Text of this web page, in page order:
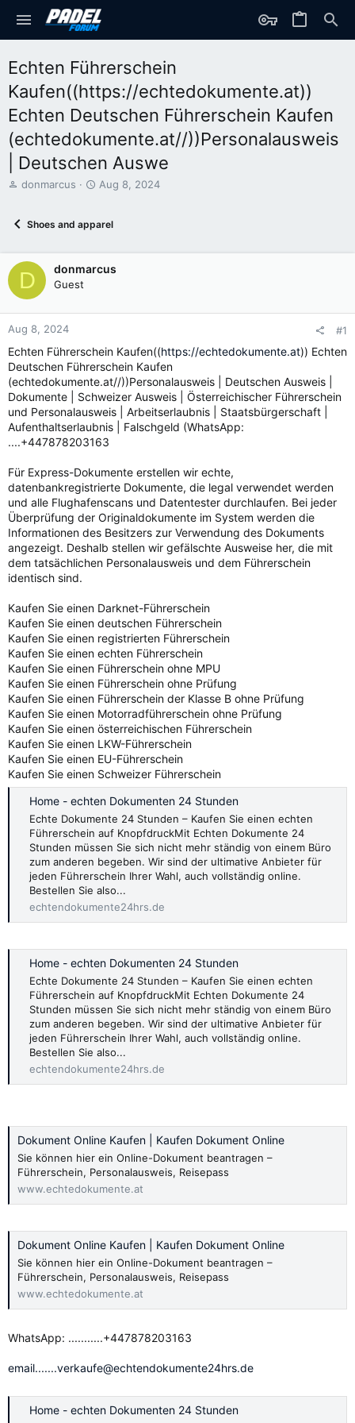
Echten Führerschein
Kaufen((https://echtedokumente.at))
Echten Deutschen Führerschein Kaufen
(echtedokumente.at//))Personalausweis
| Deutschen Auswe
T
d
a
r
t
r
donmarcus
S
r
d
a
Aug 8, 2024
Shoes and apparel
D donmarcus
Guest
Aug 8, 2024 #1
Echten Führerschein Kaufen((https://echtedokumente.at)) Echten
Deutschen Führerschein Kaufen
(echtedokumente.at//))Personalausweis | Deutschen Ausweis |
Dokumente | Schweizer Ausweis | Österreichischer Führerschein
und Personalausweis | Arbeitserlaubnis | Staatsbürgerschaft |
Aufenthaltserlaubnis | Falschgeld (WhatsApp:
....+447878203163
Für Express-Dokumente erstellen wir echte,
datenbankregistrierte Dokumente, die legal verwendet werden
und alle Flughafenscans und Datentester durchlaufen. Bei jeder
Überprüfung der Originaldokumente im System werden die
Informationen des Besitzers zur Verwendung des Dokuments
angezeigt. Deshalb stellen wir gefälschte Ausweise her, die mit
dem tatsächlichen Personalausweis und dem Führerschein
identisch sind.
Kaufen Sie einen Darknet-Führerschein
Kaufen Sie einen deutschen Führerschein
Kaufen Sie einen registrierten Führerschein
Kaufen Sie einen echten Führerschein
Kaufen Sie einen Führerschein ohne MPU
Kaufen Sie einen Führerschein ohne Prüfung
Kaufen Sie einen Führerschein der Klasse B ohne Prüfung
Kaufen Sie einen Motorradführerschein ohne Prüfung
Kaufen Sie einen österreichischen Führerschein
Kaufen Sie einen LKW-Führerschein
Kaufen Sie einen EU-Führerschein
Kaufen Sie einen Schweizer Führerschein
Home - echten Dokumenten 24 Stunden
Echte Dokumente 24 Stunden – Kaufen Sie einen echten
Führerschein auf KnopfdruckMit Echten Dokumente 24
Stunden müssen Sie sich nicht mehr ständig von einem Büro
zum anderen begeben. Wir sind der ultimative Anbieter für
jeden Führerschein Ihrer Wahl, auch vollständig online.
Bestellen Sie also...
echtendokumente24hrs.de
Home - echten Dokumenten 24 Stunden
Echte Dokumente 24 Stunden – Kaufen Sie einen echten
Führerschein auf KnopfdruckMit Echten Dokumente 24
Stunden müssen Sie sich nicht mehr ständig von einem Büro
zum anderen begeben. Wir sind der ultimative Anbieter für
jeden Führerschein Ihrer Wahl, auch vollständig online.
Bestellen Sie also...
echtendokumente24hrs.de
Dokument Online Kaufen | Kaufen Dokument Online
Sie können hier ein Online-Dokument beantragen –
Führerschein, Personalausweis, Reisepass
www.echtedokumente.at
Dokument Online Kaufen | Kaufen Dokument Online
Sie können hier ein Online-Dokument beantragen –
Führerschein, Personalausweis, Reisepass
www.echtedokumente.at
WhatsApp: ...........+447878203163
email.......verkaufe@echtendokumente24hrs.de
Home - echten Dokumenten 24 Stunden